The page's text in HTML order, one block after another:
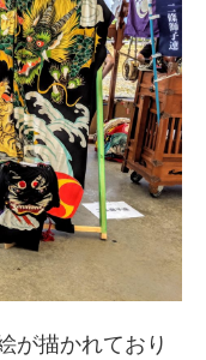
が描かれており